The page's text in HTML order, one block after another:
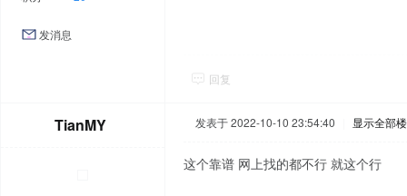
发消息
回复
TianMY 发表于 2022-10-10 23:54:40 显示全部
这个靠谱 网上找的都不行 就这个行